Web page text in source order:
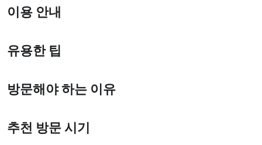
이용 안내
유용한 팁
방문해야 하는 이유
추천 방문 시기